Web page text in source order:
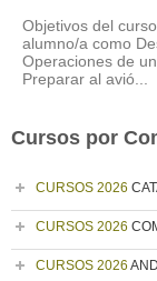
Objetivos del
alumno/a como
Operaciones de
Preparar al avió...
Cursos por
CURSOS 2026
CURSOS 2026
CURSOS 2026